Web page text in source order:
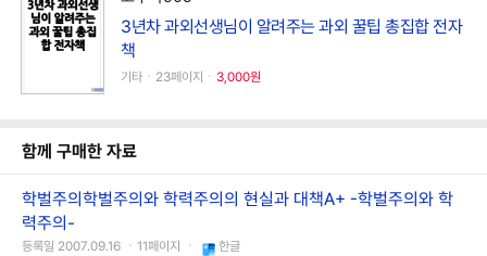
3년차 과외선생님이 알려주는 과외 꿀팁 총집합 전자
책
기타ㆍ23페이지ㆍ 3,000원
함께 구매한 자료
학벌주의학벌주의와 학력주의의 현실과 대책A+ -학벌주의와 학
력주의-
등록일 2007.09.16 ㆍ11페이지 ㆍ 한글